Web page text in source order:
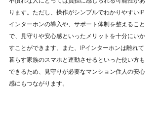
ります。ただし、操作がシンプルでわかりやすいIP
インターホンの導入や、サポート体制を整えること
で、見守りや安心感といったメリットを十分にいか
すことができます。また、IPインターホンは離れて
暮らす家族のスマホと連動させるといった使い方も
できるため、見守りが必要なマンション住人の安心
感にもつながります。